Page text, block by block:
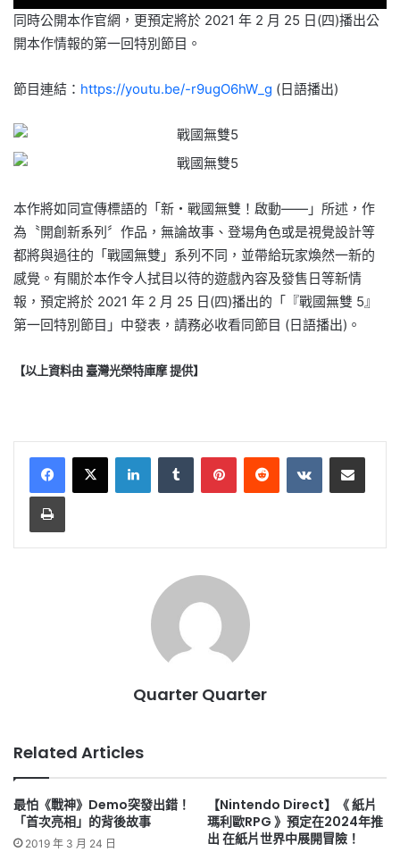
同時公開本作官網，更預定將於 2021 年 2 月 25 日(四)播出公
開本作情報的第一回特別節目。
節目連結： https://youtu.be/-r9ugO6hW_g (日語播出)
本作將如同宣傳標語的「新・戰國無雙！啟動——」所述，作
為〝開創新系列〞作品，無論故事、登場角色或是視覺設計等
都將與過往的「戰國無雙」系列不同，並帶給玩家煥然一新的
感覺。有關於本作令人拭目以待的遊戲內容及發售日等新情
報，預定將於 2021 年 2 月 25 日(四)播出的「『戰國無雙 5』
第一回特別節目」中發表，請務必收看同節目 (日語播出)。
【以上資料由 臺灣光榮特庫摩 提供】
LinkedInTumblr PinterestReddit VKontakteShare via Email
Print
Quarter Quarter
Related Articles
最怕《戰神》Demo突發出錯！
「首次亮相」的背後故事
2019 年 3 月 24 日
【Nintendo Direct】《 紙片
瑪利歐RPG 》預定在2024年推
出 在紙片世界中展開冒險！